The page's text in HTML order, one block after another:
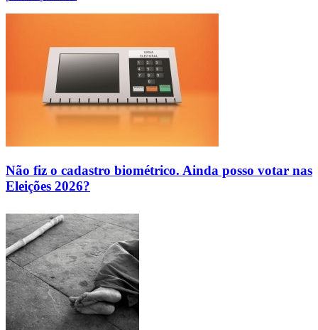
Não fiz o cadastro biométrico. Ainda posso votar nas
Eleições 2026?